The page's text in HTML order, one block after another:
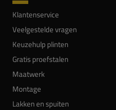
Klantenservice
Veelgestelde vragen
Keuzehulp plinten
Gratis proefstalen
Maatwerk
Montage
Lakken en spuiten